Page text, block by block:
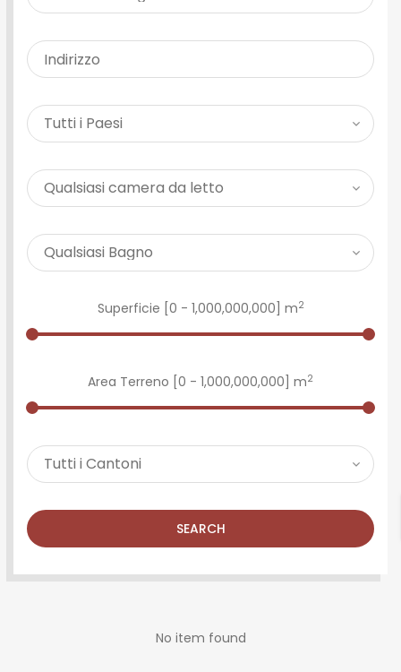
Superficie [ 0 - 1,000,000,000 ] m2
Area Terreno [ 0 - 1,000,000,000 ] m2
SEARCH
No item found